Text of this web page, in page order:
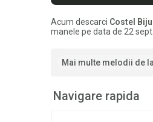
Acum descarci Costel
manele pe data de 22
Mai multe melodii de
Navigare rapida